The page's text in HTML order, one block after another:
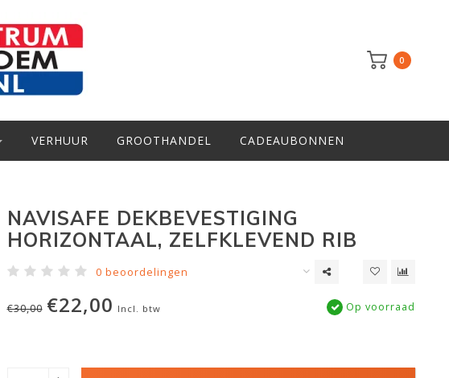
0
VERHUUR GROOTHANDEL CADEAUBONNEN
NAVISAFE DEKBEVESTIGING
HORIZONTAAL, ZELFKLEVEND RIB
0 beoordelingen
€30,00 €22,00 Incl. btw Op voorraad